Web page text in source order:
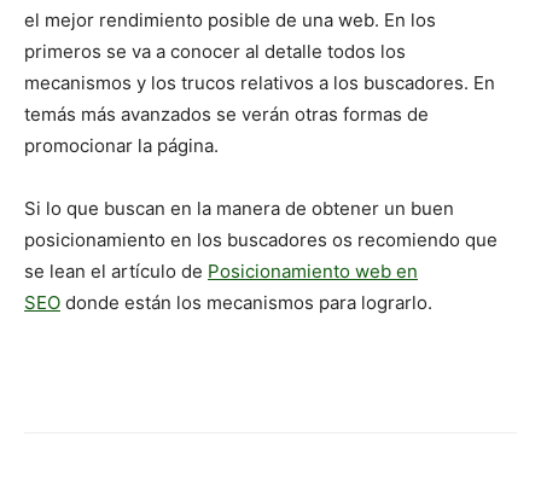
el mejor rendimiento posible de una web. En los
primeros se va a conocer al detalle todos los
mecanismos y los trucos relativos a los buscadores. En
temás más avanzados se verán otras formas de
promocionar la página.
Si lo que buscan en la manera de obtener un buen
posicionamiento en los buscadores os recomiendo que
se lean el artículo de Posicionamiento web en
SEO donde están los mecanismos para lograrlo.